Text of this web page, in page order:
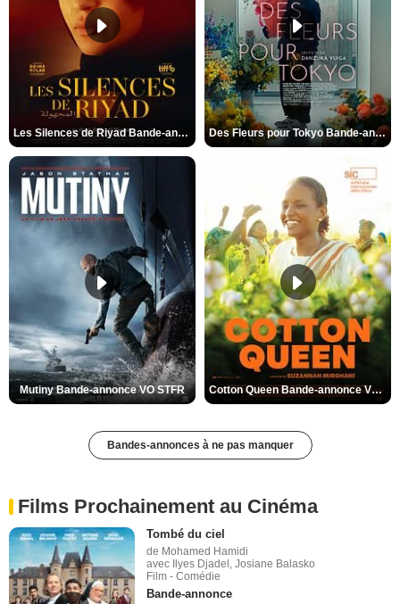
Les Silences de Riyad Bande-annonce VO STFR Des Fleurs pour Tokyo Bande-annonce VO STFR
Mutiny Bande-annonce VO STFR Cotton Queen Bande-annonce VO STFR
Bandes-annonces à ne pas manquer
Films Prochainement au Cinéma
Tombé du ciel
de Mohamed Hamidi
avec Ilyes Djadel, Josiane Balasko
Film - Comédie
Bande-annonce